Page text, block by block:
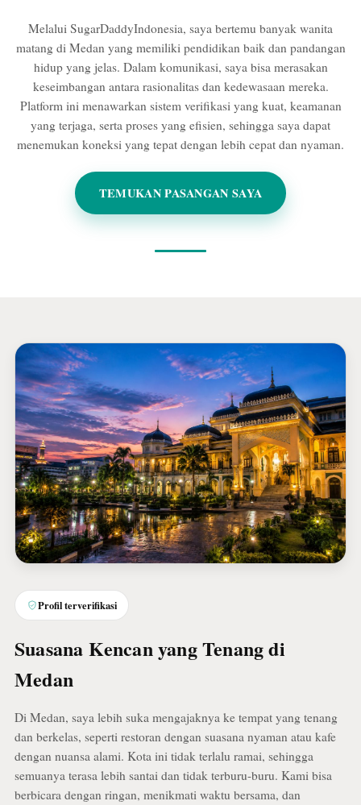
Melalui SugarDaddyIndonesia, saya bertemu banyak wanita
matang di Medan yang memiliki pendidikan baik dan pandangan
hidup yang jelas. Dalam komunikasi, saya bisa merasakan
keseimbangan antara rasionalitas dan kedewasaan mereka.
Platform ini menawarkan sistem verifikasi yang kuat, keamanan
yang terjaga, serta proses yang efisien, sehingga saya dapat
menemukan koneksi yang tepat dengan lebih cepat dan nyaman.
TEMUKAN PASANGAN SAYA
Profil terverifikasi
Suasana Kencan yang Tenang di
Medan
Di Medan, saya lebih suka mengajaknya ke tempat yang tenang
dan berkelas, seperti restoran dengan suasana nyaman atau kafe
dengan nuansa alami. Kota ini tidak terlalu ramai, sehingga
semuanya terasa lebih santai dan tidak terburu-buru. Kami bisa
berbicara dengan ringan, menikmati waktu bersama, dan